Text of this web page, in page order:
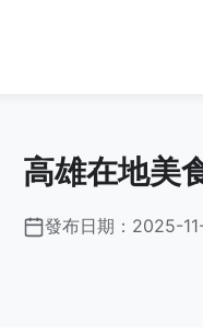
高雄在地美
發布日期： 2025-